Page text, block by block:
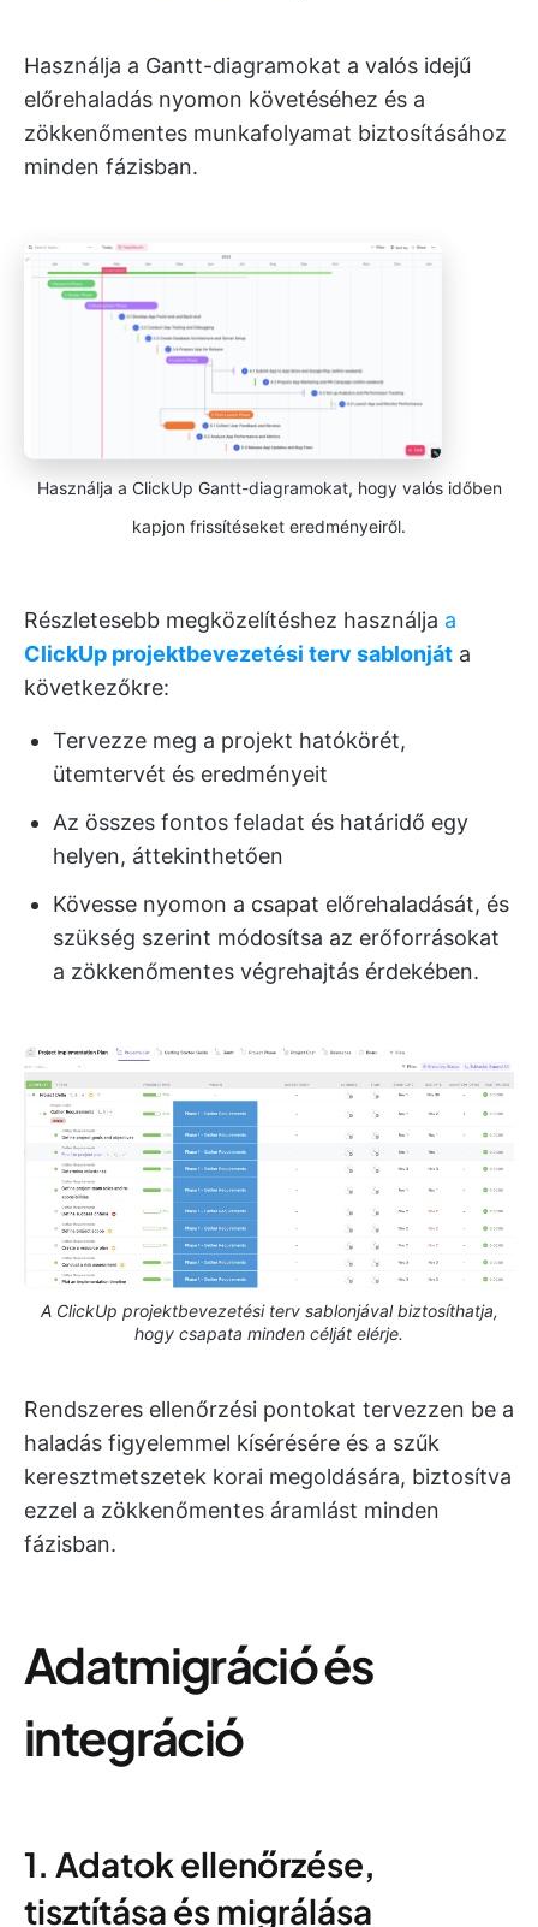
Használja a Gantt-diagramokat a valós idejű
előrehaladás nyomon követéséhez és a
zökkenőmentes munkafolyamat biztosításához
minden fázisban.
Használja a ClickUp Gantt-diagramokat, hogy valós időben
kapjon frissítéseket eredményeiről.
Részletesebb megközelítéshez használja a
ClickUp projektbevezetési terv sablonját a
következőkre:
Tervezze meg a projekt hatókörét,
ütemtervét és eredményeit
Az összes fontos feladat és határidő egy
helyen, áttekinthetően
Kövesse nyomon a csapat előrehaladását, és
szükség szerint módosítsa az erőforrásokat
a zökkenőmentes végrehajtás érdekében.
A ClickUp projektbevezetési terv sablonjával biztosíthatja,
hogy csapata minden célját elérje.
Rendszeres ellenőrzési pontokat tervezzen be a
haladás figyelemmel kísérésére és a szűk
keresztmetszetek korai megoldására, biztosítva
ezzel a zökkenőmentes áramlást minden
fázisban.
Adatmigráció és
integráció
1. Adatok ellenőrzése,
tisztítása és migrálása